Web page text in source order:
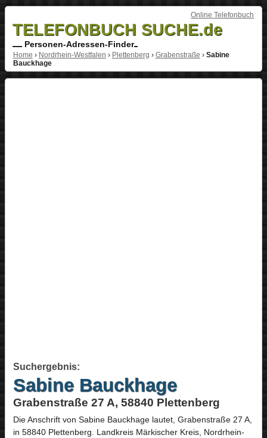
Online Telefonbuch
TELEFONBUCH SUCHE.de
Personen-Adressen-Finder
Home › Nordrhein-Westfalen › Plettenberg › Grabenstraße › Sabine
Bauckhage
Suchergebnis:
Sabine Bauckhage
Grabenstraße 27 A, 58840 Plettenberg
Die Anschrift von Sabine Bauckhagelautet, Grabenstraße 27 A,
in 58840 Plettenberg. Landkreis Märkischer Kreis, Nordrhein-